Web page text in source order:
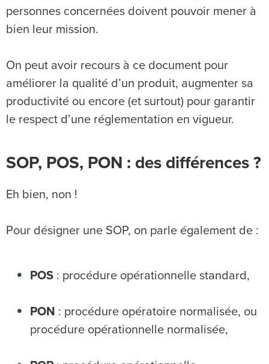
personnes concernées doivent pouvoir mener à
bien leur mission.
On peut avoir recours à ce document pour
améliorer la qualité d’un produit, augmenter sa
productivité ou encore (et surtout) pour garantir
le respect d’une réglementation en vigueur.
SOP, POS, PON : des différences ?
Eh bien, non !
Pour désigner une SOP, on parle également de :
POS : procédure opérationnelle standard,
PON : procédure opératoire normalisée, ou
procédure opérationnelle normalisée,